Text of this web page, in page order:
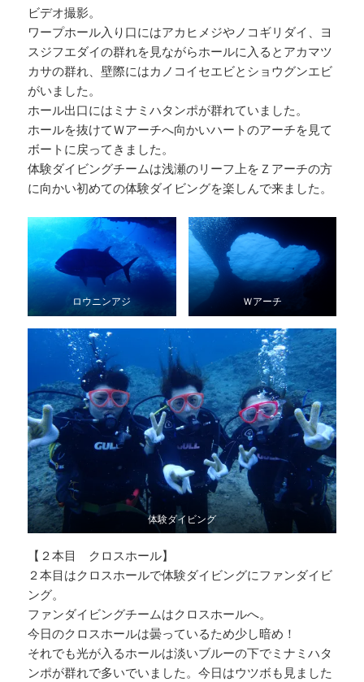
ビデオ撮影。
ワープホール入り口にはアカヒメジやノコギリダイ、ヨ
スジフエダイの群れを見ながらホールに入るとアカマツ
カサの群れ、壁際にはカノコイセエビとショウグンエビ
がいました。
ホール出口にはミナミハタンポが群れていました。
ホールを抜けてＷアーチへ向かいハートのアーチを見て
ボートに戻ってきました。
体験ダイビングチームは浅瀬のリーフ上をＺアーチの方
に向かい初めての体験ダイビングを楽しんで来ました。
ロウニンアジ Ｗアーチ
体験ダイビング
【２本目 クロスホール】
２本目はクロスホールで体験ダイビングにファンダイビ
ング。
ファンダイビングチームはクロスホールへ。
今日のクロスホールは曇っているため少し暗め！
それでも光が入るホールは淡いブルーの下でミナミハタ
ンポが群れで多いでいました。今日はウツボも見ました